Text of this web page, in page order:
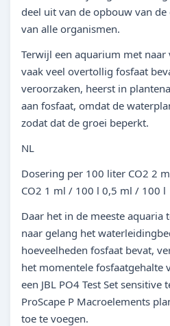
deel uit van de opbouw van
van alle organismen.
Terwijl een aquarium met
vaak veel overtollig fosfaat
veroorzaken, heerst in
aan fosfaat, omdat de
zodat dat de groei beperkt.
NL
Dosering per 100 liter CO2 2
CO2 1 ml / 100 l 0,5 ml / 100 l
Daar het in de meeste aquaria
naar gelang het
hoeveelheden fosfaat bevat,
het momentele fosfaatgehalte
een JBL PO4 Test Set sensitive
ProScape P Macroelements
toe te voegen.